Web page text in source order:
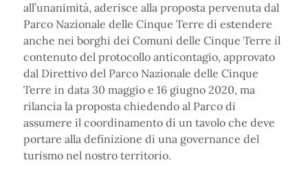
all’unanimità, aderisce alla proposta pervenuta dal
Parco Nazionale delle Cinque Terre di estendere
anche nei borghi dei Comuni delle Cinque Terre il
contenuto del protocollo anticontagio, approvato
dal Direttivo del Parco Nazionale delle Cinque
Terre in data 30 maggio e 16 giugno 2020, ma
rilancia la proposta chiedendo al Parco di
assumere il coordinamento di un tavolo che deve
portare alla definizione di una governance del
turismo nel nostro territorio.